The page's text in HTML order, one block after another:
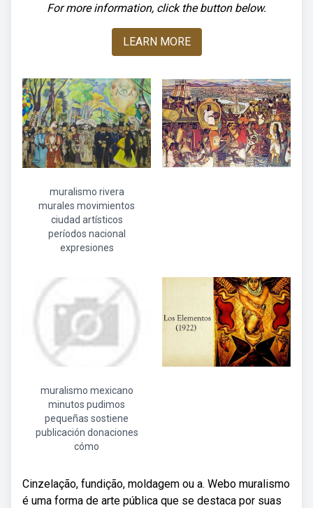
For more information, click the button below.
LEARN MORE
muralismo rivera
murales movimientos
ciudad artísticos
períodos nacional
expresiones
muralismo mexicano
minutos pudimos
pequeñas sostiene
publicación donaciones
cómo
Cinzelação, fundição, moldagem ou a. Webo muralismo
é uma forma de arte pública que se destaca por suas